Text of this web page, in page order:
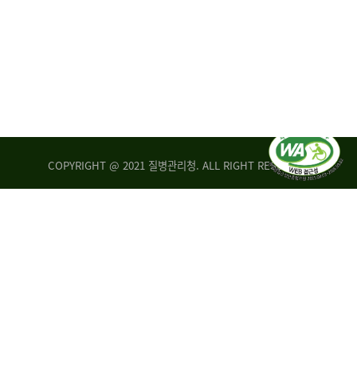
COPYRIGHT @ 2021 질병관리청. ALL RIGHT RESERVED